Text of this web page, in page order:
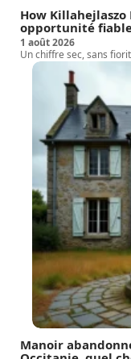
How
opportunité
1 août 2026
Un chiffre sec, sans
Manoir